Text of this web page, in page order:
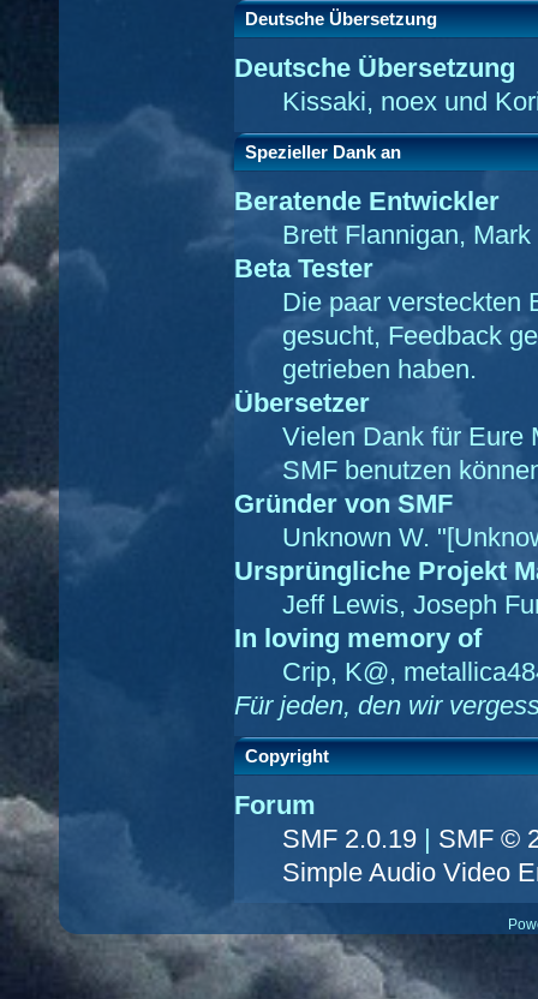
Deutsche Übersetzung
Deutsche Übersetzung
Kissaki, noex und
Spezieller Dank an
Beratende Entwickler
Brett Flannigan,
Beta Tester
Die paar versteckten
gesucht, Feedback
getrieben haben.
Übersetzer
Vielen Dank für Eure
SMF benutzen
Gründer von SMF
Unknown W.
Ursprüngliche Projekt
Jeff Lewis, Joseph
In loving memory of
Crip, K@,
Für jeden, den wir
Copyright
Forum
SMF 2.0.19
SMF ©
Simple Audio Video